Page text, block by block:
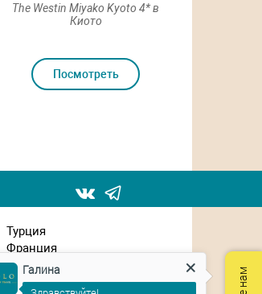
The Westin Miyako Kyoto 4* в
Киото
Посмотреть
Турция
Франция
Чехия
Швейцария
Галина